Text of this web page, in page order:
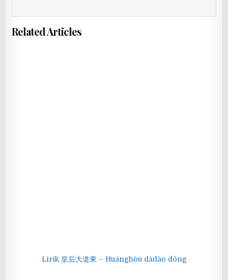
Related Articles
Lirik 皇后大道東 – Huánghòu dàdào dōng